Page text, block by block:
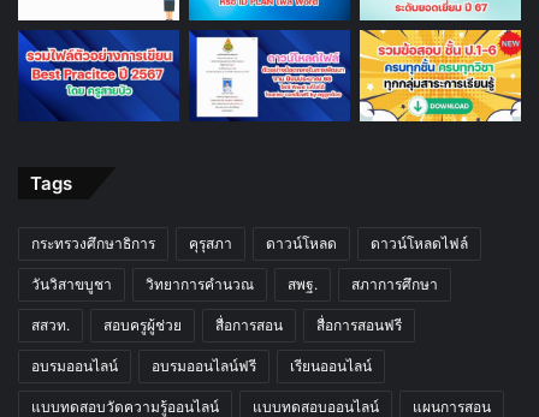
Tags
กระทรวงศึกษาธิการ คุรุสภา ดาวน์โหลด ดาวน์โหลดไฟล์
วันวิสาขบูชา วิทยาการคำนวณ สพฐ. สภาการศึกษา
สสวท. สอบครูผู้ช่วย สื่อการสอน สื่อการสอนฟรี
อบรมออนไลน์ อบรมออนไลน์ฟรี เรียนออนไลน์
แบบทดสอบวัดความรู้ออนไลน์ แบบทดสอบออนไลน์ แผนการสอน